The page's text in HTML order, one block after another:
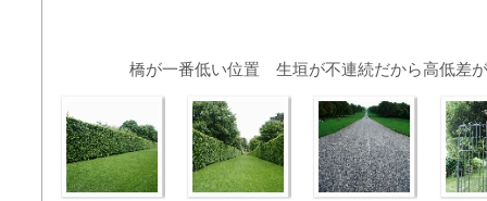
橋が一番低い位置 生垣が不連続だから高低差